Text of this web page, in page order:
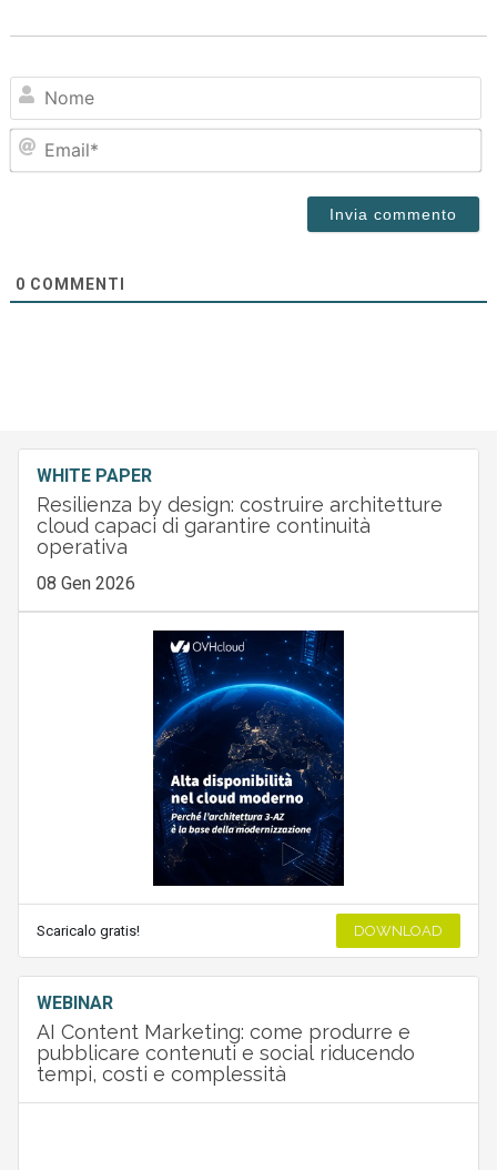
0 COMMENTI
WHITE PAPER
Resilienza by design: costruire architetture
cloud capaci di garantire continuità
operativa
08 Gen 2026
Scaricalo gratis! DOWNLOAD
WEBINAR
AI Content Marketing: come produrre e
pubblicare contenuti e social riducendo
tempi, costi e complessità